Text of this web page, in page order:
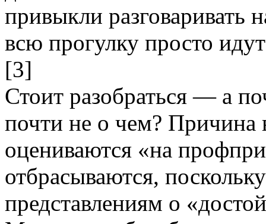
привыкли разговаривать
всю прогулку просто
[3]
Стоит разобраться — а
почти не о чем? Причина
оцениваются «на
отбрасываются,
представлениям о